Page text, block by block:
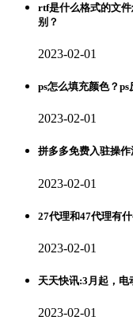
rtf是什么格式的文
别？
2023-02-01
ps怎么填充颜色？ps
2023-02-01
拼多多免费入驻操
2023-02-01
27代理和47代理有
2023-02-01
天天快讯:3月起，
2023-02-01